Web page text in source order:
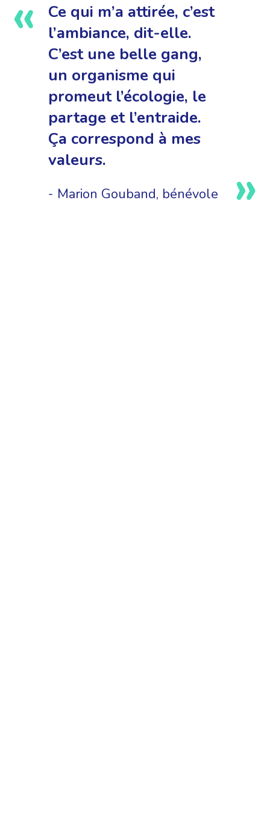
Ce qui m’a attirée, c’est
l’ambiance, dit-elle.
C’est une belle gang,
un organisme qui
promeut l’écologie, le
partage et l’entraide.
Ça correspond à mes
valeurs.
Marion Gouband, bénévole